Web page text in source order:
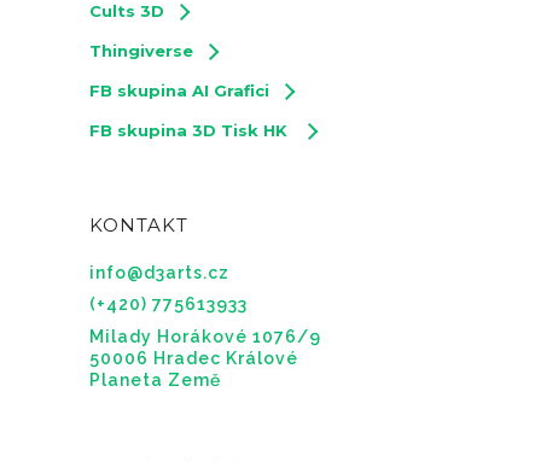
Cults 3D
Thingiverse
FB skupina AI Grafici
FB skupina 3D Tisk HK
KONTAKT
info@d3arts.cz
(+420) 775613933
Milady Horákové 1076/9
50006 Hradec Králové
Planeta Země